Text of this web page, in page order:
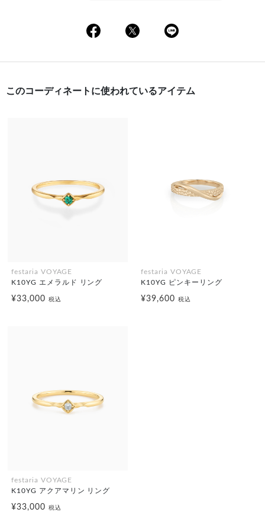
このコーディネートに使われているアイテム
festaria VOYAGE
K10YG エメラルド リング
¥33,000 税込
festaria VOYAGE
K10YG ピンキーリング
¥39,600 税込
festaria VOYAGE
K10YG アクアマリン リング
¥33,000 税込